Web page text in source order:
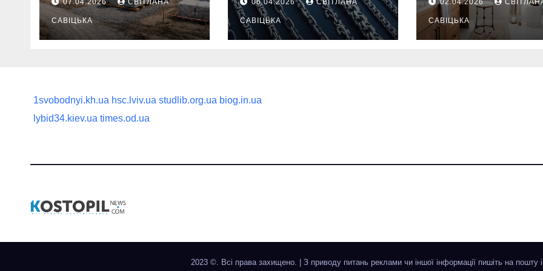
продумати до
першої доставки
на ділянку
САВІЦЬКА
вважаються
найнадійнішими
САВІЦЬКА
ежедневную
гигиену в
САВІЦЬКА
1svobodnyi.kh.ua hsc.lviv.ua studlib.org.ua biog.in.ua
lybid34.kiev.ua times.od.ua
2023 ©. Всі права захищено. З приводу питань реклами чи іншої інформації пишіть на пошту